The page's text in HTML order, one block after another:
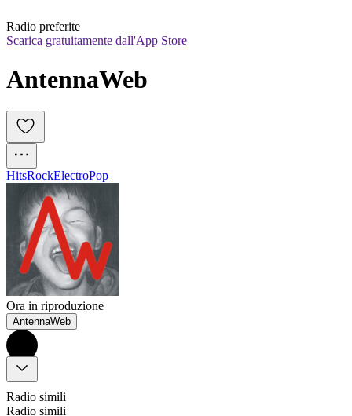
Radio preferite
Scarica gratuitamente dall'App Store
AntennaWeb
HitsRockElectroPop
Ora in riproduzione
AntennaWeb
Radio simili
Radio simili